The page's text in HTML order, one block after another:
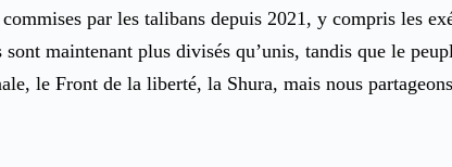
par les talibans depuis 2021, y compris les
maintenant plus divisés qu’unis, tandis que le
le Front de la liberté, la Shura, mais nous